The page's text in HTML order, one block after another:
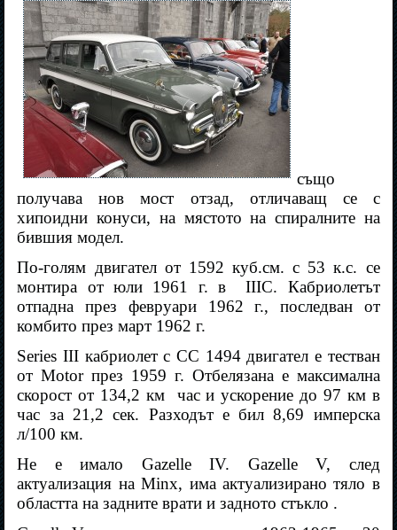
също
получава нов мост отзад, отличаващ се с
хипоидни конуси, на мястото на спиралните на
бившия модел.
По-голям двигател от 1592 куб.см. с 53 к.с. се
монтира от юли 1961 г. в
IIIC. Кабриолетът
отпадна през февруари 1962 г., последван от
комбито през март 1962 г.
Series III кабриолет с CC 1494 двигател е тестван
от Motor през 1959 г. Отбелязана е максимална
скорост от 134,2 км
час и ускорение до 97 км в
час за 21,2 сек. Разходът е бил 8,69 имперска
л/100 км.
Не е имало Gazelle IV. Gazelle V, след
актуализация на Minx, има актуализирано тяло в
областта на задните врати и задното стъкло .